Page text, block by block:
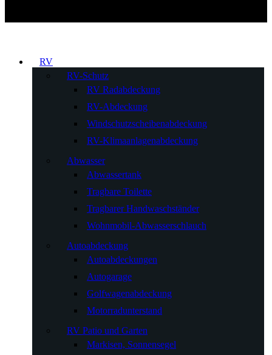
RV
RV-Schutz
RV Radabdeckung
RV-Abdeckung
Windschutzscheibenabdeckung
RV-Klimaanlagenabdeckung
Abwasser
Abwassertank
Tragbare Toilette
Tragbarer Handwaschständer
Wohnmobil-Abwasserschlauch
Autoabdeckung
Autoabdeckungen
Autogarage
Golfwagenabdeckung
Motorradunterstand
RV Patio und Garten
Markisen, Sonnensegel